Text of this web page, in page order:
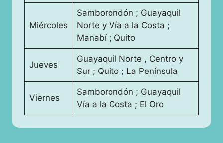
Miércoles
Samborondón ; Guayaquil
Norte y Vía a la Costa ;
Manabí ; Quito
Jueves
Guayaquil Norte , Centro y
Sur ; Quito ; La Península
Viernes
Samborondón ; Guayaquil
Vía a la Costa ; El Oro